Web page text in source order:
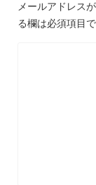
メールアドレス
る欄は必須項目